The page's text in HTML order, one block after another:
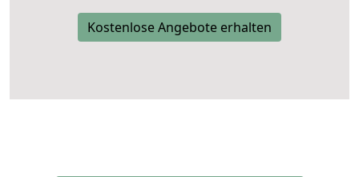
Kostenlose Angebote erhalten